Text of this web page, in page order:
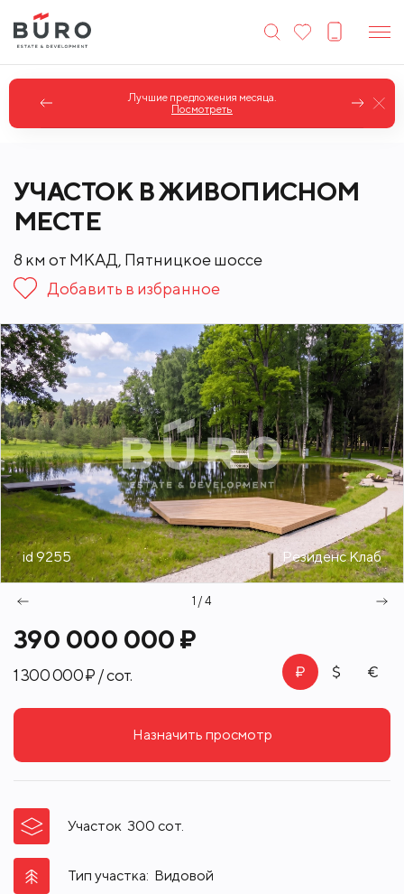
Лучшие предложения месяца.
Посмотреть
УЧАСТОК В ЖИВОПИСНОМ
МЕСТЕ
8 км от МКАД, Пятницкое шоссе
Добавить в избранное
390 000 000 ₽
1 300 000 ₽ / сот.
id 9255 Резиденс Клаб
1 / 4
Назначить просмотр
Участок 300 сот.
Тип участка: Видовой